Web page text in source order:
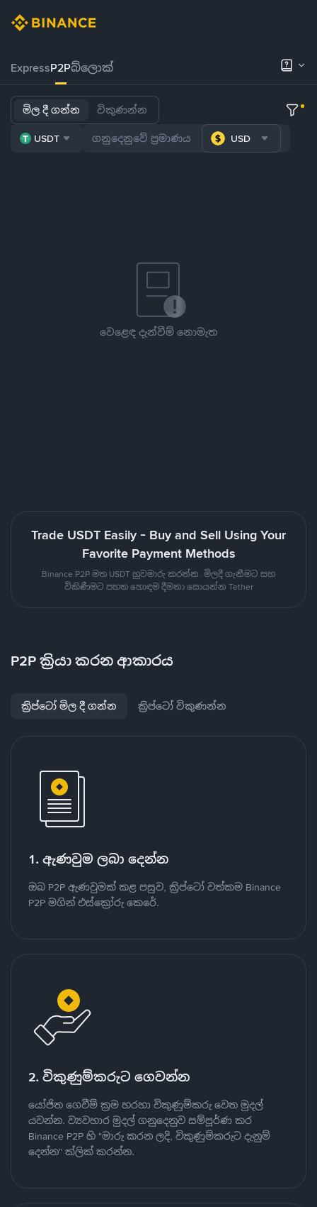
ExpressP2Pබ්ලොක්
මිල දී ගන්න විකුණන්න
USDT USD
වෙළෙඳ දැන්වීම් නොමැත
Trade USDT Easily - Buy and Sell Using Your
Favorite Payment Methods
Binance P2P මත USDT හුවමාරු කරන්න. මිලදී ගැනීමට සහ
විකිණීමට පහත හොඳම දීමනා සොයන්න Tether
P2P ක්‍රියා කරන ආකාරය
ක්‍රිප්ටෝ මිල දී ගන්න ක්‍රිප්ටෝ විකුණන්න
1. ඇණවුම ලබා දෙන්න
ඔබ P2P ඇණවුමක් කළ පසුව, ක්‍රිප්ටෝ වත්කම Binance
P2P මගින් එස්ක්‍රෝරු කෙරේ.
2. විකුණුම්කරුට ගෙවන්න
යෝජිත ගෙවීම් ක්‍රම හරහා විකුණුම්කරු වෙත මුදල්
යවන්න. ව්‍යවහාර මුදල් ගනුදෙනුව සම්පූර්ණ කර
Binance P2P හි "මාරු කරන ලදි, විකුණුම්කරුට දැනුම්
දෙන්න" ක්ලික් කරන්න.